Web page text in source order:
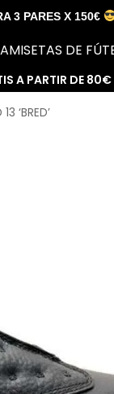
3 PARES X 150€
DE
A PARTIR DE
‘BRED’